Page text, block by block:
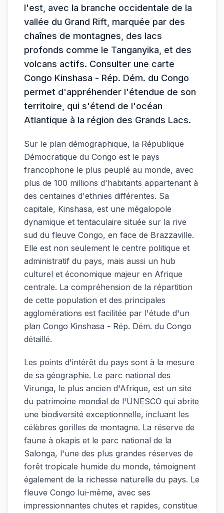
l'est, avec la branche occidentale de la
vallée du Grand Rift, marquée par des
chaînes de montagnes, des lacs
profonds comme le Tanganyika, et des
volcans actifs. Consulter une carte
Congo Kinshasa - Rép. Dém. du Congo
permet d'appréhender l'étendue de son
territoire, qui s'étend de l'océan
Atlantique à la région des Grands Lacs.
Sur le plan démographique, la République
Démocratique du Congo est le pays
francophone le plus peuplé au monde, avec
plus de 100 millions d'habitants appartenant à
des centaines d'ethnies différentes. Sa
capitale, Kinshasa, est une mégalopole
dynamique et tentaculaire située sur la rive
sud du fleuve Congo, en face de Brazzaville.
Elle est non seulement le centre politique et
administratif du pays, mais aussi un hub
culturel et économique majeur en Afrique
centrale. La compréhension de la répartition
de cette population et des principales
agglomérations est facilitée par l'étude d'un
plan Congo Kinshasa - Rép. Dém. du Congo
détaillé.
Les points d'intérêt du pays sont à la mesure
de sa géographie. Le parc national des
Virunga, le plus ancien d'Afrique, est un site
du patrimoine mondial de l'UNESCO qui abrite
une biodiversité exceptionnelle, incluant les
célèbres gorilles de montagne. La réserve de
faune à okapis et le parc national de la
Salonga, l'une des plus grandes réserves de
forêt tropicale humide du monde, témoignent
également de la richesse naturelle du pays. Le
fleuve Congo lui-même, avec ses
impressionnantes chutes et rapides, constitue